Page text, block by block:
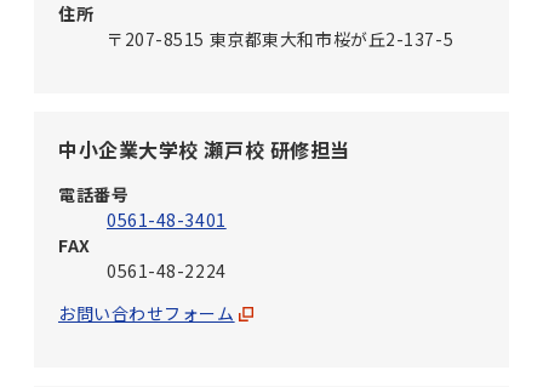
住所
〒207-8515 東京都東大和市桜が丘2-137-5
中小企業大学校 瀬戸校 研修担当
電話番号
0561-48-3401
FAX
0561-48-2224
お問い合わせフォーム